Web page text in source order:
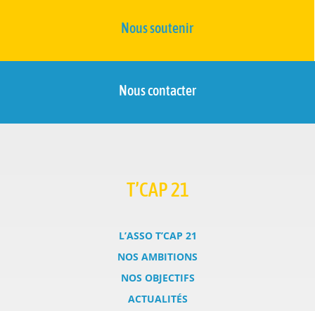
Nous soutenir
Nous contacter
T’CAP 21
L’ASSO T’CAP 21
NOS AMBITIONS
NOS OBJECTIFS
ACTUALITÉS